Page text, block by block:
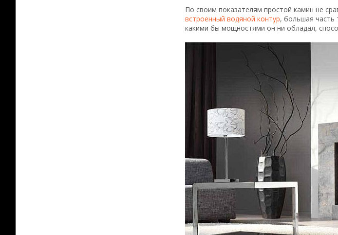
По своим показателям простой камин не
встроенный водяной контур, большая часть
какими бы мощностями он ни обладал,